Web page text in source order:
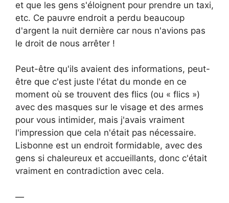
et que les gens s'éloignent pour prendre un taxi,
etc. Ce pauvre endroit a perdu beaucoup
d'argent la nuit dernière car nous n'avions pas
le droit de nous arrêter !
Peut-être qu'ils avaient des informations, peut-
être que c'est juste l'état du monde en ce
moment où se trouvent des flics (ou « flics »)
avec des masques sur le visage et des armes
pour vous intimider, mais j'avais vraiment
l'impression que cela n'était pas nécessaire.
Lisbonne est un endroit formidable, avec des
gens si chaleureux et accueillants, donc c'était
vraiment en contradiction avec cela.
—